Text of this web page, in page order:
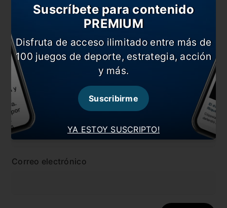
Dejá tu opinión acá!
Nombre
Correo electrónico
YA ESTOY SUSCRIPTO!
Suscríbete para contenido
PREMIUM
Disfruta de acceso ilimitado entre más de
100 juegos de deporte, estrategia, acción
y más.
Suscribirme